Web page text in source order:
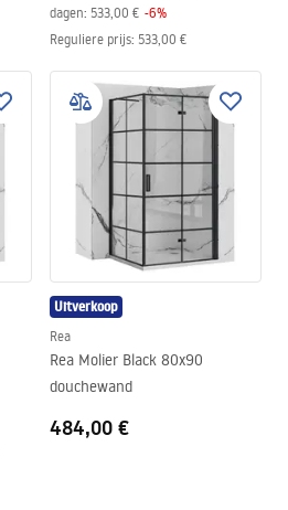
dagen: 533,00 € -6%
Reguliere prijs: 533,00 €
Uitverkoop
Rea
Rea Molier Black 80x90
douchewand
484,00 €